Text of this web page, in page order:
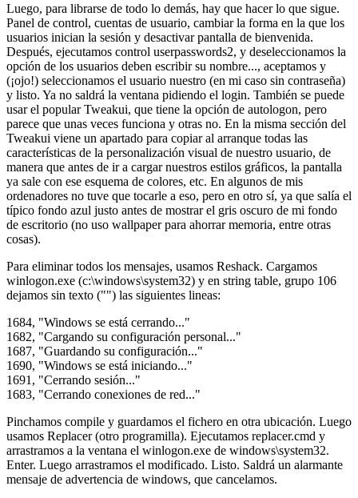
Luego, para librarse de todo lo demás, hay que hacer lo que sigue.
Panel de control, cuentas de usuario, cambiar la forma en la que los
usuarios inician la sesión y desactivar pantalla de bienvenida.
Después, ejecutamos control userpasswords2, y deseleccionamos la
opción de los usuarios deben escribir su nombre..., aceptamos y
(¡ojo!) seleccionamos el usuario nuestro (en mi caso sin contraseña)
y listo. Ya no saldrá la ventana pidiendo el login. También se puede
usar el popular Tweakui, que tiene la opción de autologon, pero
parece que unas veces funciona y otras no. En la misma sección del
Tweakui viene un apartado para copiar al arranque todas las
características de la personalización visual de nuestro usuario, de
manera que antes de ir a cargar nuestros estilos gráficos, la pantalla
ya sale con ese esquema de colores, etc. En algunos de mis
ordenadores no tuve que tocarle a eso, pero en otro sí, ya que salía el
típico fondo azul justo antes de mostrar el gris oscuro de mi fondo
de escritorio (no uso wallpaper para ahorrar memoria, entre otras
cosas).
Para eliminar todos los mensajes, usamos Reshack. Cargamos
winlogon.exe (c:\windows\system32) y en string table, grupo 106
dejamos sin texto ("") las siguientes lineas:
1684, "Windows se está cerrando..."
1682, "Cargando su configuración personal..."
1687, "Guardando su configuración..."
1690, "Windows se está iniciando..."
1691, "Cerrando sesión..."
1683, "Cerrando conexiones de red..."
Pinchamos compile y guardamos el fichero en otra ubicación. Luego
usamos Replacer (otro programilla). Ejecutamos replacer.cmd y
arrastramos a la ventana el winlogon.exe de windows\system32.
Enter. Luego arrastramos el modificado. Listo. Saldrá un alarmante
mensaje de advertencia de windows, que cancelamos.